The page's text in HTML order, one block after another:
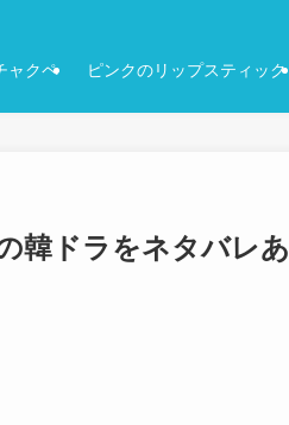
ャクペ ピンクのリップスティック
韓ドラをネタバレあ